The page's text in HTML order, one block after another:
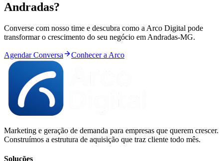
Andradas?
Converse com nosso time e descubra como a Arco Digital pode
transformar o crescimento do seu negócio em Andradas-MG.
Agendar Conversa Conhecer a Arco
Marketing e geração de demanda para empresas que querem crescer.
Construímos a estrutura de aquisição que traz cliente todo mês.
Soluções